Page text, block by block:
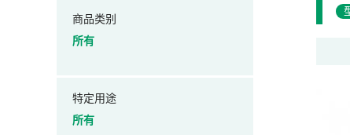
商品类别
所有
特定用途
所有